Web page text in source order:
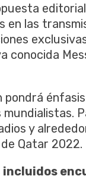
en las
conocida
y
Qatar 2022.